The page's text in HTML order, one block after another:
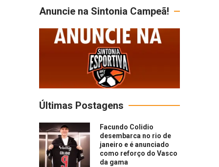
Anuncie na Sintonia Campeã!
Últimas Postagens
Facundo Colidio
desembarca no rio de
janeiro e é anunciado
como reforço do Vasco
da gama